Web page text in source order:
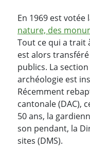
En 1969 est votée
nature, des
Tout ce qui a trait
est alors
publics. La
archéologie est
Récemment
cantonale (DAC),
50 ans, la
son pendant, la
sites (DMS).